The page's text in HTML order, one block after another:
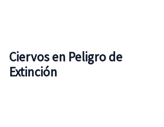
Ciervos en Peligro de
Extinción